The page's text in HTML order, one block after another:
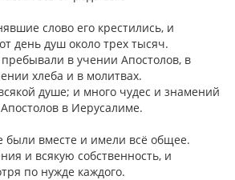
слово его крестились, и
день душ около трех тысяч.
в учении Апостолов, в
хлеба и в молитвах.
душе; и много чудес и знамений
в Иерусалиме.
вместе и имели всё общее.
и всякую собственность, и
по нужде каждого.